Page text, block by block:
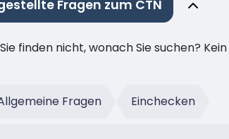
Fragen zum CTN
finden nicht, wonach Sie suchen?
Fragen Einchecken